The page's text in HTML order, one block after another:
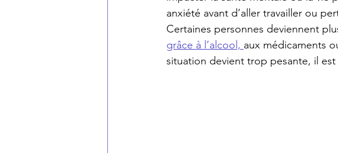
anxiété avant d’aller travailler ou
Certaines personnes deviennent
grâce à l’alcool, aux médicaments
situation devient trop pesante, il